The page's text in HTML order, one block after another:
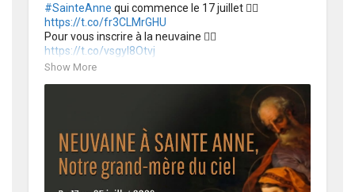
#SainteAnne qui commence le 17 juillet 👉🏻
https://t.co/fr3CLMrGHU
Pour vous inscrire à la neuvaine 👉🏻
https://t.co/vsgyl8Otvj
Pour en savoir plus sur le livre @NovalisFr
Show More